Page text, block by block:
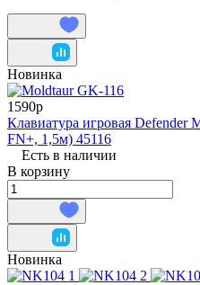
Новинка
1590р
Клавиатура игровая Defender
FN+, 1,5м) 45116
Есть в наличии
В корзину
Новинка